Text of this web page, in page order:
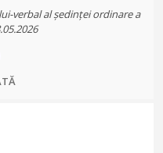
verbal al ședinței ordinare a